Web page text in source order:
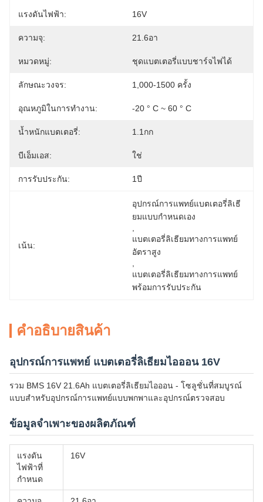
แรงดันไฟฟ้า: 16V
ความจุ: 21.6อา
หมวดหมู่: ชุดแบตเตอรี่แบบชาร์จไฟได้
ลักษณะวงจร: 1,000-1500 ครั้ง
อุณหภูมิในการทำงาน: -20 ° C ~ 60 ° C
น้ำหนักแบตเตอรี่: 1.1กก
บีเอ็มเอส: ใช่
การรับประกัน: 1ปี
เน้น:
อุปกรณ์การแพทย์แบตเตอรี่ลิเธี
ยมแบบกำหนดเอง
แบตเตอรี่ลิเธียมทางการแพทย์
อัตราสูง
แบตเตอรี่ลิเธียมทางการแพทย์
พร้อมการรับประกัน
คําอธิบายสินค้า
อุปกรณ์การแพทย์ แบตเตอรี่ลิเธียมไอออน 16V
รวม BMS 16V 21.6Ah แบตเตอรี่ลิเธียมไอออน - โซลูชั่นที่สมบูรณ์
แบบสำหรับอุปกรณ์การแพทย์แบบพกพาและอุปกรณ์ตรวจสอบ
ข้อมูลจำเพาะของผลิตภัณฑ์
แรงดัน
ไฟฟ้าที่
กำหนด
16V